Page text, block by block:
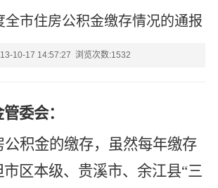
全市住房公积金缴存情况的通报
10-17 14:57:27 浏览次数:1532
委会：
公积金的缴存，虽然每年缴存
区本级、贵溪市、余江县“三